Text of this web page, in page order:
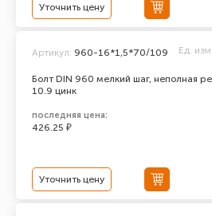
Уточнить цену
Болт DIN 960 мелкий шаг, неполная
10.9 цинк
Артикул: 960-16*1,5*70/109 Ед. изм.
последняя цена:
426.25 ₽
Уточнить цену